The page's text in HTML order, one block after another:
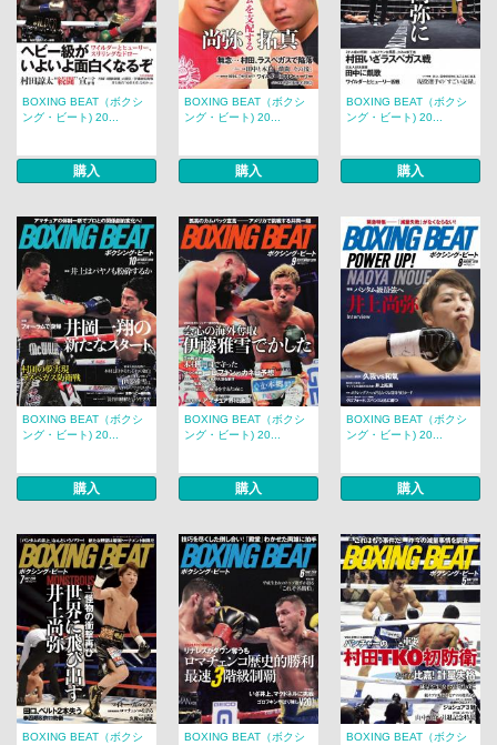
BOXING BEAT（ボクシ
ング・ビート) 20...
購入
BOXING BEAT（ボクシ
ング・ビート) 20...
購入
BOXING BEAT（ボクシ
ング・ビート) 20...
購入
BOXING BEAT（ボクシ
ング・ビート) 20...
購入
BOXING BEAT（ボクシ
ング・ビート) 20...
購入
BOXING BEAT（ボクシ
ング・ビート) 20...
購入
BOXING BEAT（ボクシ
BOXING BEAT（ボクシ
BOXING BEAT（ボクシ